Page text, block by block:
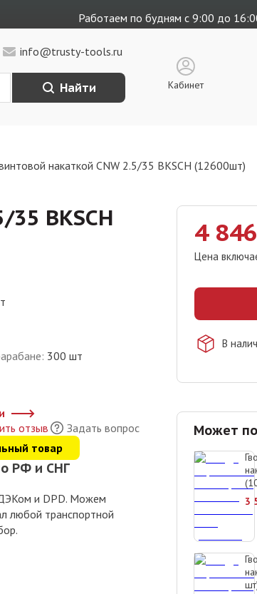
Работаем по будням с 9:00 до
info@trusty-tools.ru
Найти Кабинет
накаткой CNW 2.5/35 BKSCH (12600шт)
BKSCH
4 846
Цена
В
: 300 шт
отзыв
Задать вопрос
товар
РФ и СНГ
и DPD. Можем
любой транспортной
Может
3